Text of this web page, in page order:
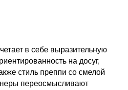
в себе выразительную
на досуг,
стиль преппи со смелой
переосмысливают